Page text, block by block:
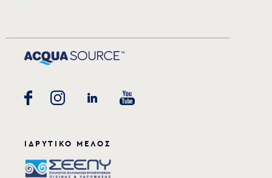
ΙΔΡΥΤΙΚΟ ΜΕΛΟΣ